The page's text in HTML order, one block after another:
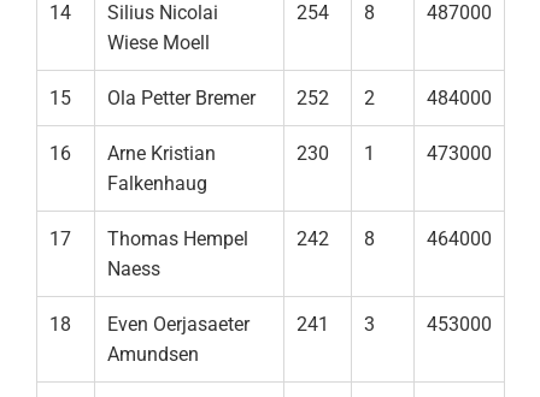
14
Silius Nicolai
Wiese Moell
254 8 487000
15 Ola Petter Bremer 252 2 484000
16
Arne Kristian
Falkenhaug
230 1 473000
17
Thomas Hempel
Naess
242 8 464000
18
Even Oerjasaeter
Amundsen
241 3 453000